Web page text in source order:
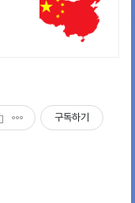
구독하기